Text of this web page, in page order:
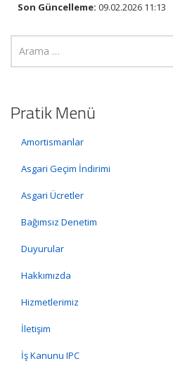
Son Güncelleme: 09.02.2026 11:13
Pratik Menü
Amortismanlar
Asgari Geçim İndirimi
Asgari Ücretler
Bağımsız Denetim
Duyurular
Hakkımızda
Hizmetlerimiz
İletişim
İş Kanunu IPC